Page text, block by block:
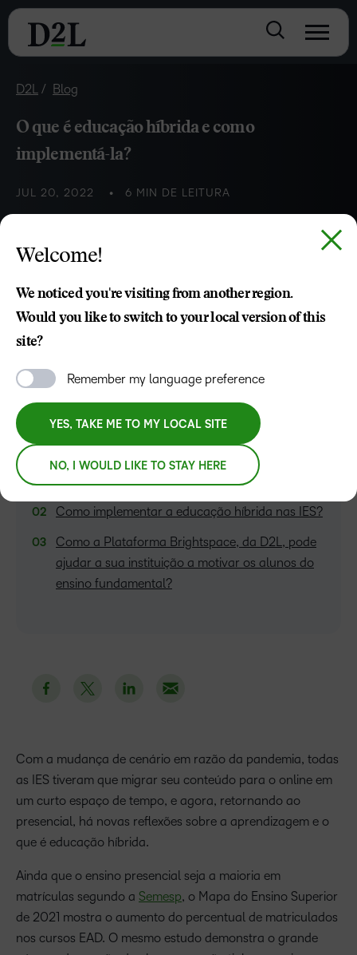
D2L Blog
O que é educação híbrida e como
implementá-la?
JUL 20, 2022 6 MIN DE LEITURA
adotá-la em sua IES
Tomas Bomfim
Com a mudança de cenário em razão da pandemia, todas
as IES tiveram que migrar seu conteúdo para o online em
um curto espaço de tempo, e agora, retornando ao
presencial, há novas reflexões sobre a aprendizagem e o
que é educação híbrida.
Ainda que o ensino presencial seja a maioria em
matrículas segundo a Semesp, o Mapa do Ensino Superior
de 2021 mostra o aumento do percentual de matriculados
nos cursos EAD. O mesmo estudo demonstra o grande
O que é educação híbrida?
Como implementar a educação híbrida nas IES?
Como a Plataforma Brightspace, da D2L, pode
ajudar a sua instituição a motivar os alunos do
ensino fundamental?
Welcome!
We noticed you're visiting from another region.
Would you like to switch to your local version of this
site?
Remember my language preference
YES, TAKE ME TO MY LOCAL SITE
NO, I WOULD LIKE TO STAY HERE